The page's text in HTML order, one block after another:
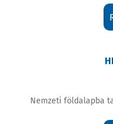
Nemzeti földalapba